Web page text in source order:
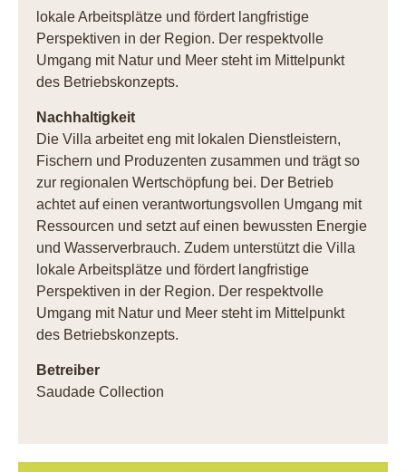
lokale Arbeitsplätze und fördert langfristige
Perspektiven in der Region. Der respektvolle
Umgang mit Natur und Meer steht im Mittelpunkt
des Betriebskonzepts.
Nachhaltigkeit
Die Villa arbeitet eng mit lokalen Dienstleistern,
Fischern und Produzenten zusammen und trägt so
zur regionalen Wertschöpfung bei. Der Betrieb
achtet auf einen verantwortungsvollen Umgang mit
Ressourcen und setzt auf einen bewussten Energie
und Wasserverbrauch. Zudem unterstützt die Villa
lokale Arbeitsplätze und fördert langfristige
Perspektiven in der Region. Der respektvolle
Umgang mit Natur und Meer steht im Mittelpunkt
des Betriebskonzepts.
Betreiber
Saudade Collection